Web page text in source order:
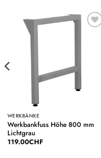
WERKBÄNKE
Werkbankfuss Höhe 800 mm
Lichtgrau
119.00CHF